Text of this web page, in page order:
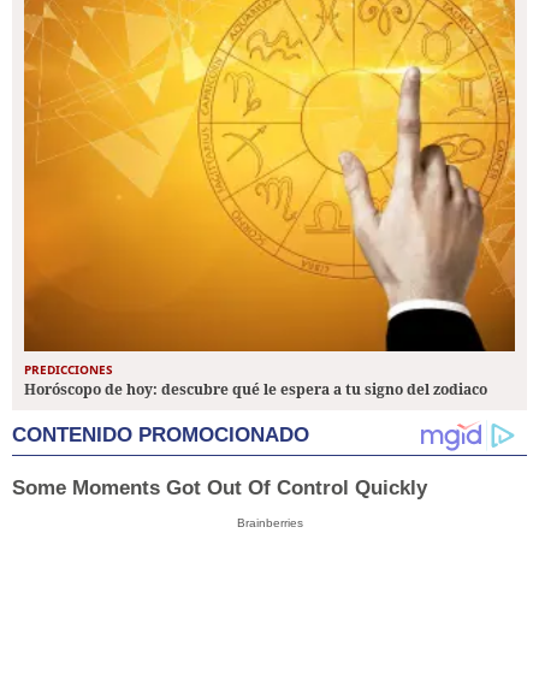
PREDICCIONES
Horóscopo de hoy: descubre qué le espera a tu signo del zodiaco
CONTENIDO PROMOCIONADO
Some Moments Got Out Of Control Quickly
Brainberries